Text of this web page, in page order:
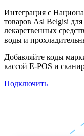
Интеграция с
товаров Asl Belgisi
лекарственных
воды и
Добавляйте коды
кассой E-POS и
Подключить